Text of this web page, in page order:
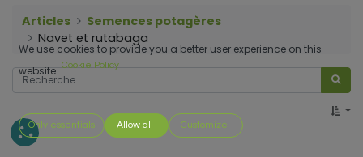
Articles
Semences potagères
Navet et rutabaga
We use cookies to provide you a better user experience on this
website. Cookie Policy
Only essentials Allow all Customize